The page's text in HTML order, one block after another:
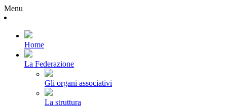
Menu
Home
La Federazione
Gli organi associativi
La struttura